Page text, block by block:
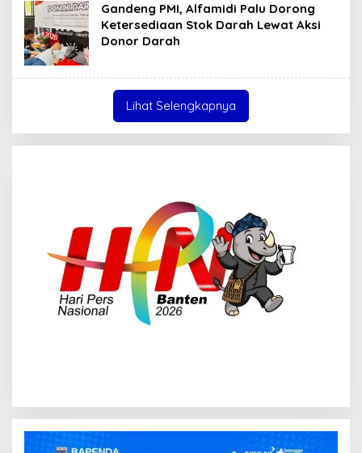
Gandeng PMI, Alfamidi Palu Dorong
Ketersediaan Stok Darah Lewat Aksi
Donor Darah
Lihat Selengkapnya